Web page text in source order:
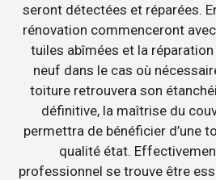
seront détectées et réparées.
rénovation commenceront
tuiles abîmées et la
neuf dans le cas où
toiture retrouvera son
définitive, la maîtrise du
permettra de bénéficier d’une
qualité état.
professionnel se trouve être